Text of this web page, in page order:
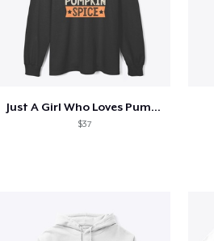
Just A Girl Who Loves Pumpkin Spice
$37